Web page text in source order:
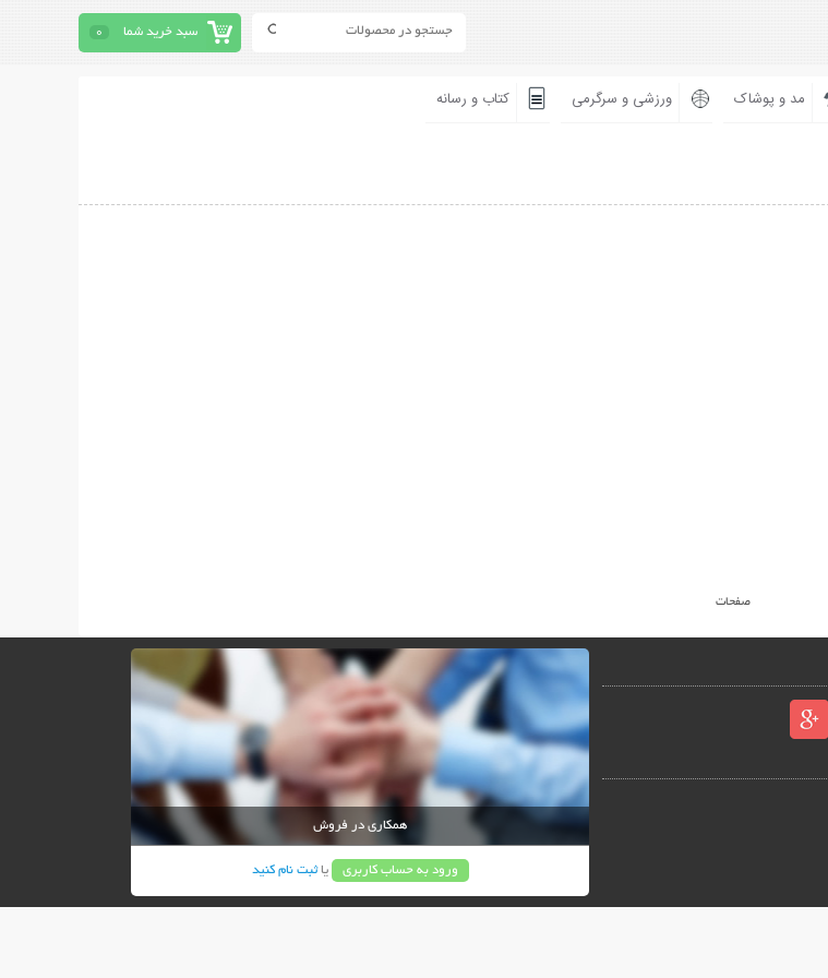
سبد خرید شما 0
مد و پوشاک ورزشی و سرگرمی کتاب و رسانه
صفحات
همکاری در فروش
ورود به حساب کاربری یاثبت نام کنید